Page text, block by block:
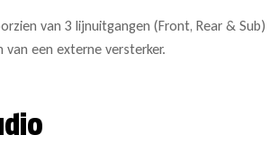
van 3 lijnuitgangen (Front, Rear & Sub)
een externe versterker.